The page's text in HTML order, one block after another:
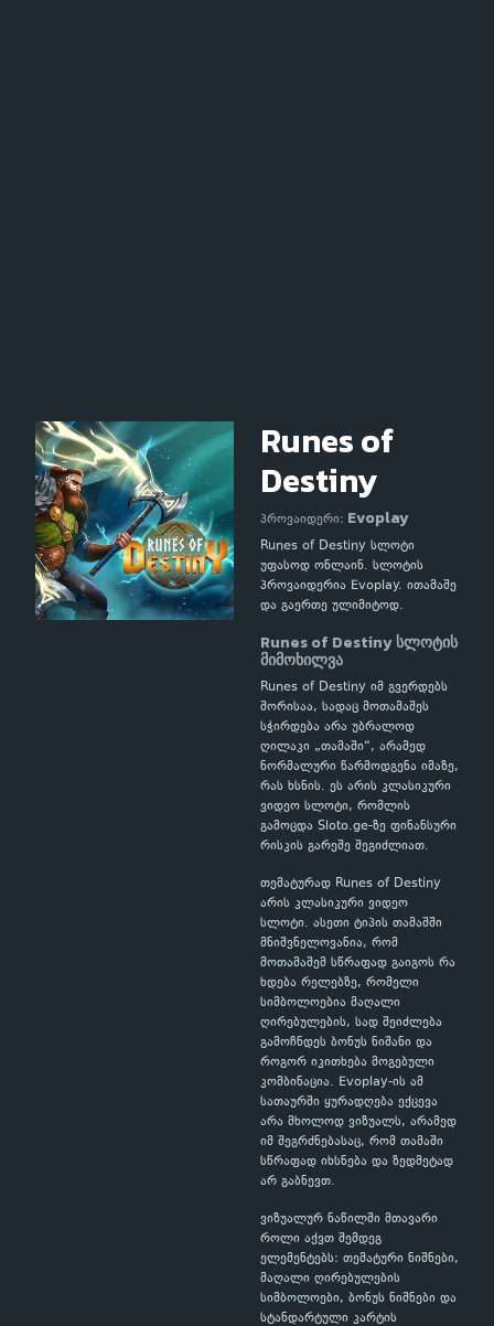
Runes of
Destiny
პროვაიდერი: Evoplay
Runes of Destiny სლოტი
უფასოდ ონლაინ. სლოტის
პროვაიდერია Evoplay. ითამაშე
და გაერთე ულიმიტოდ.
Runes of Destiny სლოტის
მიმოხილვა
Runes of Destiny იმ გვერდებს
შორისაა, სადაც მოთამაშეს
სჭირდება არა უბრალოდ
ღილაკი „თამაში“, არამედ
ნორმალური წარმოდგენა იმაზე,
რას ხსნის. ეს არის კლასიკური
ვიდეო სლოტი, რომლის
გამოცდა Sloto.ge-ზე ფინანსური
რისკის გარეშე შეგიძლიათ.
თემატურად Runes of Destiny
არის კლასიკური ვიდეო
სლოტი. ასეთი ტიპის თამაშში
მნიშვნელოვანია, რომ
მოთამაშემ სწრაფად გაიგოს რა
ხდება რელებზე, რომელი
სიმბოლოებია მაღალი
ღირებულების, სად შეიძლება
გამოჩნდეს ბონუს ნიშანი და
როგორ იკითხება მოგებული
კომბინაცია. Evoplay-ის ამ
სათაურში ყურადღება ექცევა
არა მხოლოდ ვიზუალს, არამედ
იმ შეგრძნებასაც, რომ თამაში
სწრაფად იხსნება და ზედმეტად
არ გაბნევთ.
ვიზუალურ ნაწილში მთავარი
როლი აქვთ შემდეგ
ელემენტებს: თემატური ნიშნები,
მაღალი ღირებულების
სიმბოლოები, ბონუს ნიშნები და
სტანდარტული კარტის